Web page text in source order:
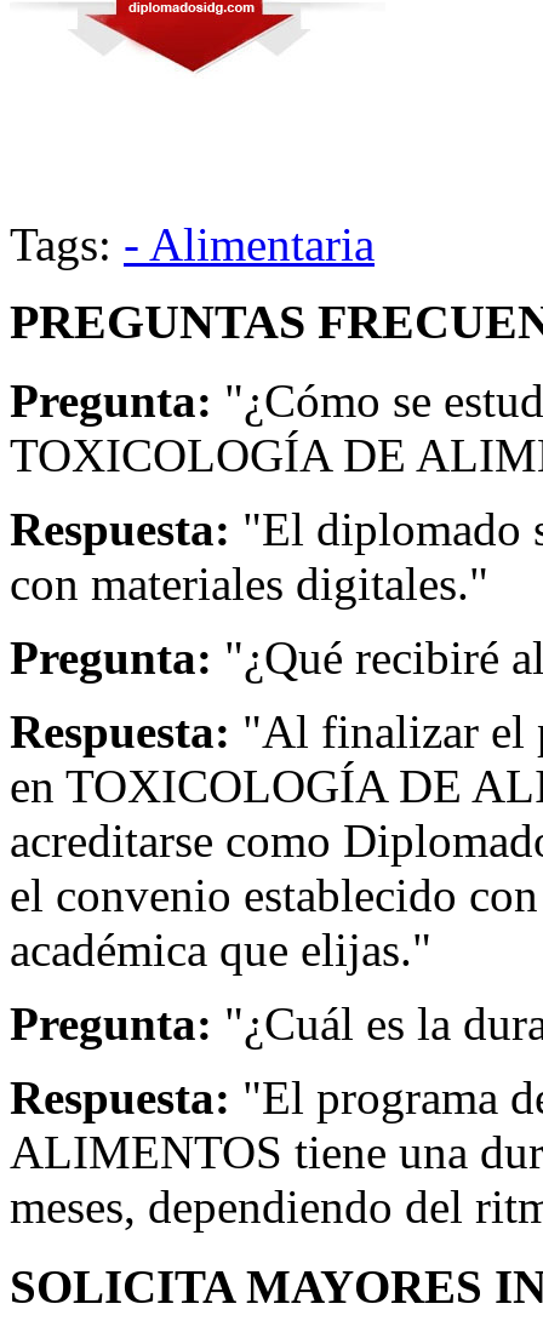
Tags: - Alimentaria
PREGUNTAS
Pregunta: "¿Cómo se
TOXICOLOGÍA DE
Respuesta: "El diplomado
con materiales digitales."
Pregunta: "¿Qué recibiré
Respuesta: "Al finalizar el
en TOXICOLOGÍA DE
acreditarse como
el convenio establecido
académica que elijas."
Pregunta: "¿Cuál es la
Respuesta: "El programa
ALIMENTOS tiene una
meses, dependiendo del
SOLICITA MAYORES